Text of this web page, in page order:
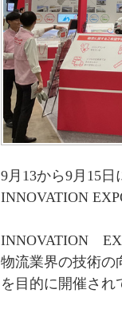
9月13から9月15
INNOVATION
INNOVATION
物流業界の技術の
を目的に開催され